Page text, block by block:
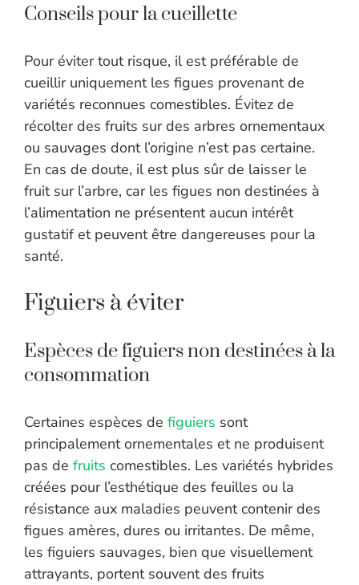
Conseils pour la cueillette
Pour éviter tout risque, il est préférable de
cueillir uniquement les figues provenant de
variétés reconnues comestibles. Évitez de
récolter des fruits sur des arbres ornementaux
ou sauvages dont l’origine n’est pas certaine.
En cas de doute, il est plus sûr de laisser le
fruit sur l’arbre, car les figues non destinées à
l’alimentation ne présentent aucun intérêt
gustatif et peuvent être dangereuses pour la
santé.
Figuiers à éviter
Espèces de figuiers non destinées à la
consommation
Certaines espèces de figuiers sont
principalement ornementales et ne produisent
pas de fruits comestibles. Les variétés hybrides
créées pour l’esthétique des feuilles ou la
résistance aux maladies peuvent contenir des
figues amères, dures ou irritantes. De même,
les figuiers sauvages, bien que visuellement
attrayants, portent souvent des fruits